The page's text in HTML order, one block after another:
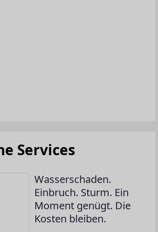
Services
Wasserschaden.
Einbruch. Sturm. Ein
Moment genügt. Die
Kosten bleiben.